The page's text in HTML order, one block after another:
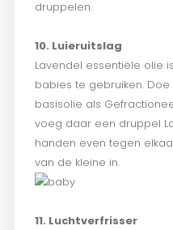
druppelen.
10. Luieruitslag
Lavendel essentiële olie
babies te gebruiken.
basisolie als
voeg daar een druppel
handen even tegen
van de kleine in.
11. Luchtverfrisser